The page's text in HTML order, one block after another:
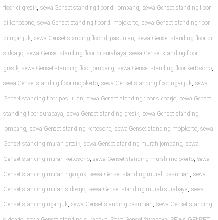
floor di gresik, sewa Genset standing floor di jombang, sewa Genset standing floor
di kertosono, sewa Genset standing floor di mojokerto, sewa Genset standing floor
di nganjuk, sewa Genset standing floor di pasuruan, sewa Genset standing floor di
sidoarjo, sewa Genset standing floor di surabaya, sewa Genset standing floor
gresik, sewa Genset standing floor jombang, sewa Genset standing floor kertosono,
sewa Genset standing floor mojokerto, sewa Genset standing floor nganjuk, sewa
Genset standing floor pasuruan, sewa Genset standing floor sidoarjo, sewa Genset
standing floor surabaya, sewa Genset standing gresik, sewa Genset standing
jombang, sewa Genset standing kertosono, sewa Genset standing mojokerto, sewa
Genset standing murah gresik, sewa Genset standing murah jombang, sewa
Genset standing murah kertosono, sewa Genset standing murah mojokerto, sewa
Genset standing murah nganjuk, sewa Genset standing murah pasuruan, sewa
Genset standing murah sidoarjo, sewa Genset standing murah surabaya, sewa
Genset standing nganjuk, sewa Genset standing pasuruan, sewa Genset standing